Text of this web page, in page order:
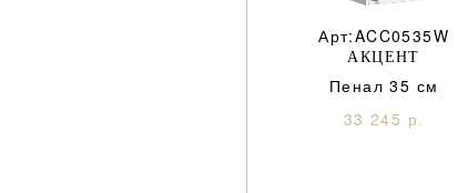
Арт:ACC0535W
АКЦЕНТ
Пенал 35 см
33 245 р.